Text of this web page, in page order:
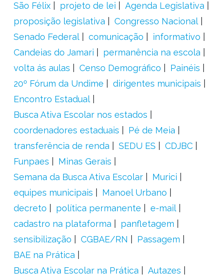
São Félix
projeto de lei
Agenda Legislativa
proposição legislativa
Congresso Nacional
Senado Federal
comunicação
informativo
Candeias do Jamari
permanência na escola
volta ás aulas
Censo Demográfico
Painéis
20º Fórum da Undime
dirigentes municipais
Encontro Estadual
Busca Ativa Escolar nos estados
coordenadores estaduais
Pé de Meia
transferência de renda
SEDU ES
CDJBC
Funpaes
Minas Gerais
Semana da Busca Ativa Escolar
Murici
equipes municipais
Manoel Urbano
decreto
política permanente
e-mail
cadastro na plataforma
panfletagem
sensibilização
CGBAE/RN
Passagem
BAE na Prática
Busca Ativa Escolar na Prática
Autazes